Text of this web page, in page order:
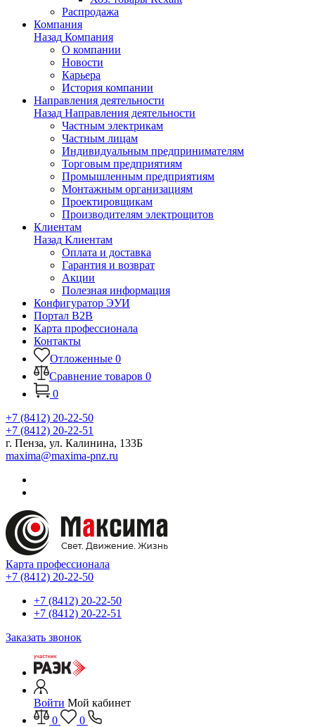
Распродажа
Компания
Назад Компания
О компании
Новости
Карьера
История компании
Направления деятельности
Назад Направления деятельности
Частным электрикам
Частным лицам
Индивидуальным предпринимателям
Торговым предприятиям
Промышленным предприятиям
Монтажным организациям
Проектировщикам
Производителям электрощитов
Клиентам
Назад Клиентам
Оплата и доставка
Гарантия и возврат
Акции
Полезная информация
Конфигуратор ЭУИ
Портал B2B
Карта профессионала
Контакты
Отложенные 0
Сравнение товаров 0
0
+7 (8412) 20-22-50
+7 (8412) 20-22-51
г. Пенза, ул. Калинина, 133Б
maxima@maxima-pnz.ru
Карта профессионала
+7 (8412) 20-22-50
+7 (8412) 20-22-50
+7 (8412) 20-22-51
Заказать звонок
Войти Мой кабинет
0
0